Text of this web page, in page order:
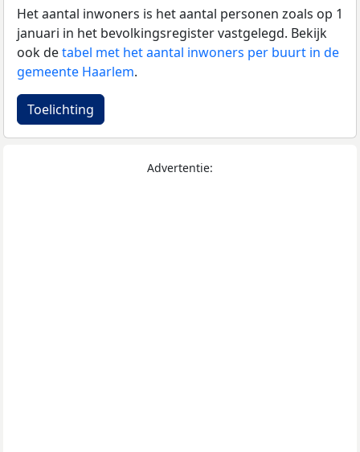
Het aantal inwoners is het aantal personen zoals op 1
januari in het bevolkingsregister vastgelegd. Bekijk
ook detabel met het aantal inwoners per buurt in de
gemeente Haarlem.
Toelichting
Advertentie: